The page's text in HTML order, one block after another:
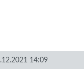
14:09